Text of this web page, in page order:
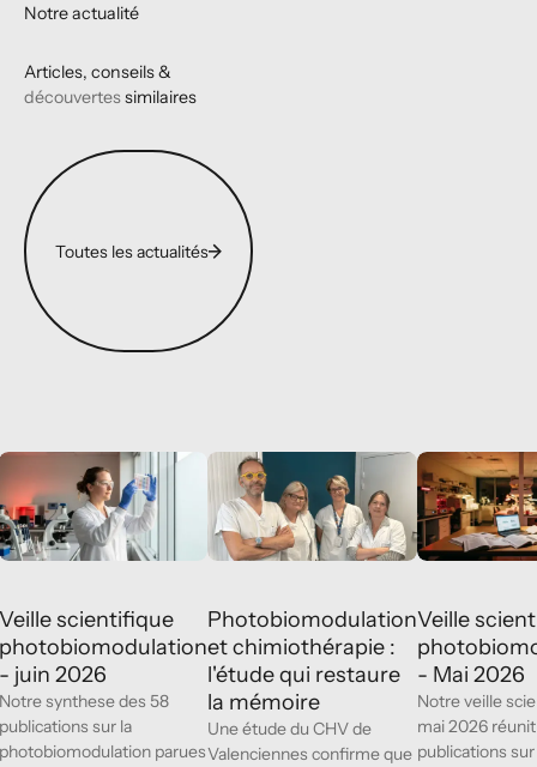
Notre actualité
Articles, conseils &
découvertessimilaires
Toutes les actualités
Toutes les actualités
scientifique photobiomodulation - juin 2026
Recherche
innovations
scientifique
juin 2026
synthese des 58
sur la
parues
Photobiomodulation et chimiothérapie :
Recherche
&
innovations
Photobiomodulation
et chimiothérapie :
l'étude qui restaure
la mémoire
Une étude du CHV de
Valenciennes confirme que
Veille
Veille
- Mai 2026
Notre veille
mai 2026
publications sur